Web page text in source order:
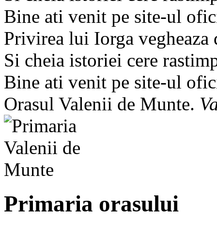
Bine ati venit pe site-ul
Privirea lui Iorga
Si cheia istoriei cere
Bine ati venit pe site-ul
Orasul Valenii de Munte.
Primaria orasului